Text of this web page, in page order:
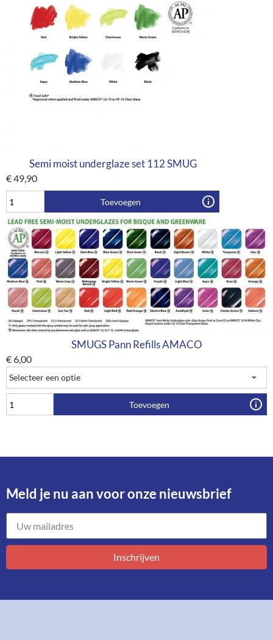
Semi moist underglaze set 112 SMUG
€49,90
Toevoegen
SMUGS Pann Refills AMACO
€6,00
Toevoegen
Meld je nu aan voor onze nieuwsbrief​
Inschrijven